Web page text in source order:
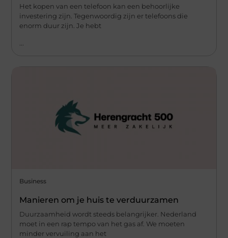
Het kopen van een telefoon kan een behoorlijke
investering zijn. Tegenwoordig zijn er telefoons die
enorm duur zijn. Je hebt
Business
Manieren om je huis te verduurzamen
Duurzaamheid wordt steeds belangrijker. Nederland
moet in een rap tempo van het gas af. We moeten
minder vervuiling aan het